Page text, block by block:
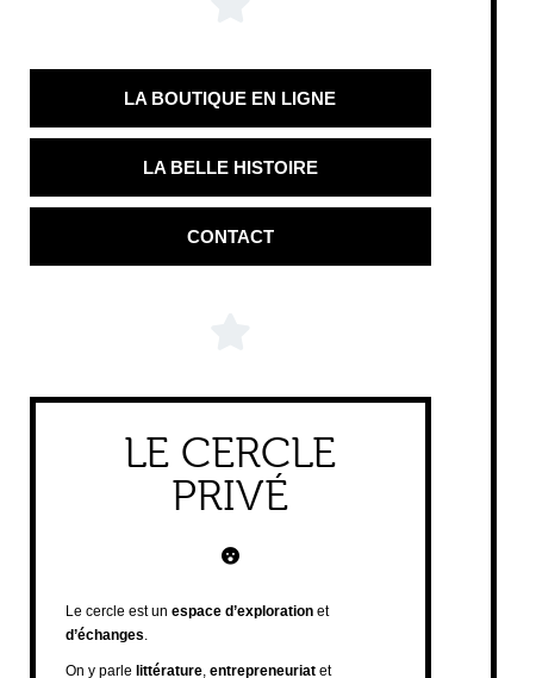
LA BOUTIQUE EN LIGNE
LA BELLE HISTOIRE
CONTACT
LE CERCLE
PRIVÉ
Le cercle est un espace d’exploration et
d’échanges.
On y parle littérature, entrepreneuriat et